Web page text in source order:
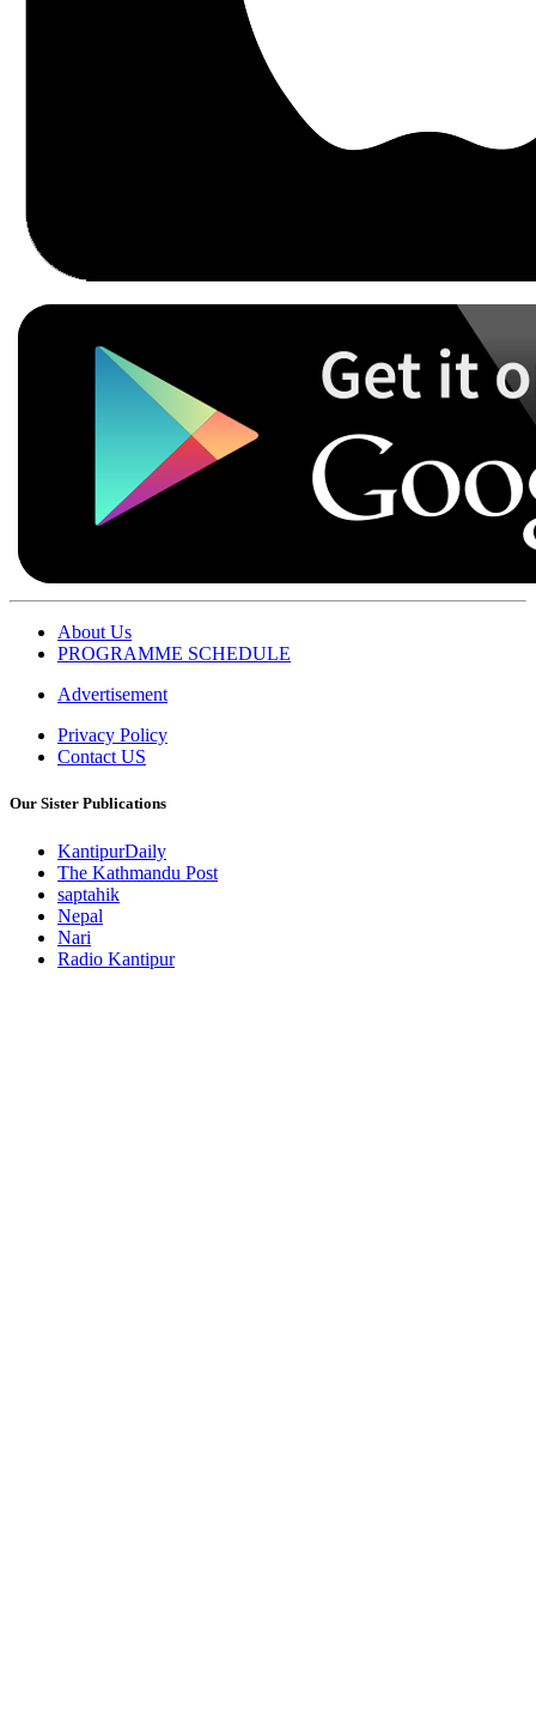
About Us
PROGRAMME SCHEDULE
Advertisement
Privacy Policy
Contact US
Our Sister Publications
KantipurDaily
The Kathmandu Post
saptahik
Nepal
Nari
Radio Kantipur